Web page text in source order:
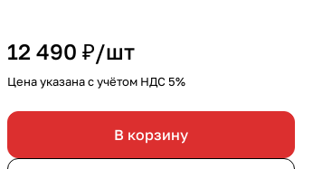
12 490 ₽/шт
Цена указана с учётом НДС 5%
В корзину